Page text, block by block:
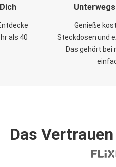
als 40
Genieße
Steckdosen und
Das gehört bei
Das